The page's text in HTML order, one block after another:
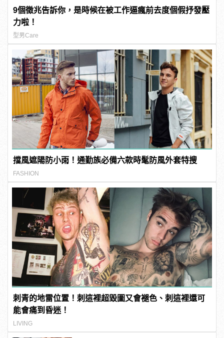
9個徵兆告訴你，是時候在被工作逼瘋前去度個假抒發壓
力啦！
型男Care
擋風遮陽防小雨！通勤族必備六款時髦防風外套特搜
FASHION
刺青的地雷位置！刺這裡超毀圖又會褪色、刺這裡還可
能會痛到昏迷！
LIVING